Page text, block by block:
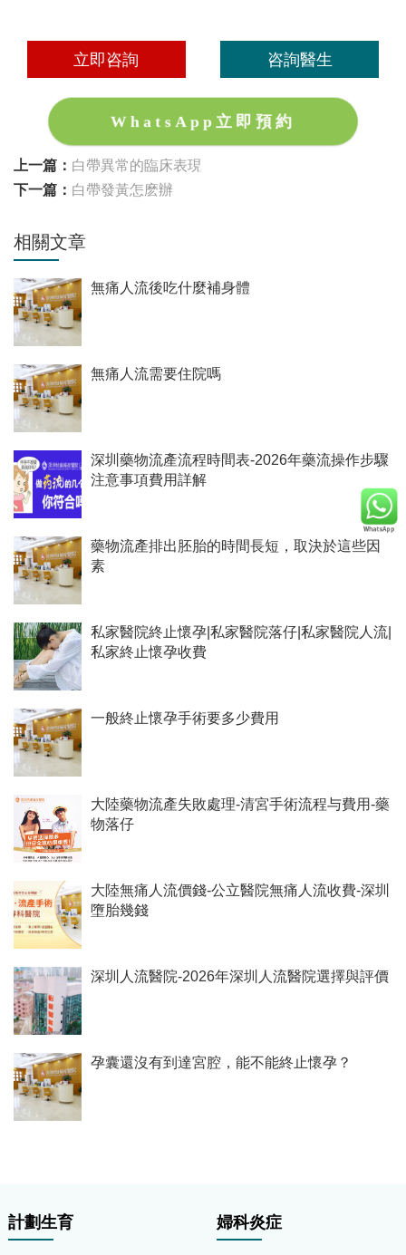
立即咨詢 咨詢醫生
WhatsApp立即預約
上一篇： 白帶異常的臨床表現
下一篇： 白帶發黃怎麽辦
相關文章
無痛人流後吃什麼補身體
無痛人流需要住院嗎
深圳藥物流產流程時間表-2026年藥流操作步驟
注意事項費用詳解
藥物流產排出胚胎的時間長短，取決於這些因
素
私家醫院終止懷孕|私家醫院落仔|私家醫院人流|
私家終止懷孕收費
一般終止懷孕手術要多少費用
大陸藥物流產失敗處理-清宮手術流程与費用-藥
物落仔
大陸無痛人流價錢-公立醫院無痛人流收費-深圳
墮胎幾錢
深圳人流醫院-2026年深圳人流醫院選擇與評價
孕囊還沒有到達宮腔，能不能終止懷孕？
計劃生育 婦科炎症